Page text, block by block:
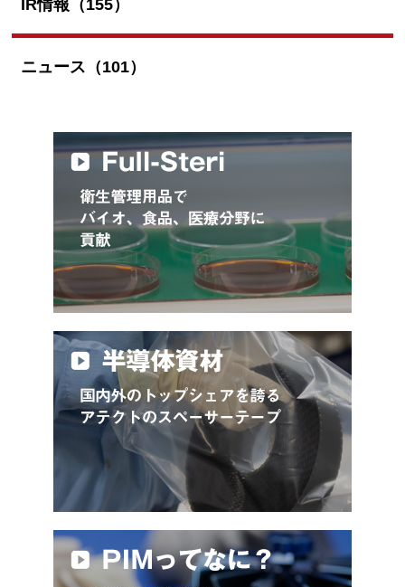
IR情報（155）
ニュース（101）